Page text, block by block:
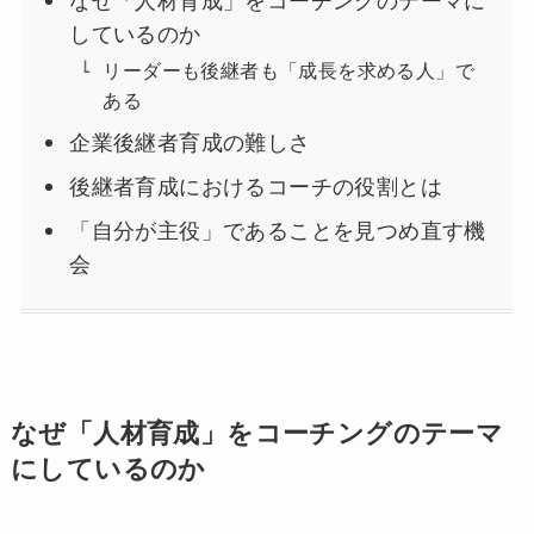
しているのか
リーダーも後継者も「成長を求める人」で
ある
企業後継者育成の難しさ
後継者育成におけるコーチの役割とは
「自分が主役」であることを見つめ直す機
会
なぜ「人材育成」をコーチングのテーマ
にしているのか